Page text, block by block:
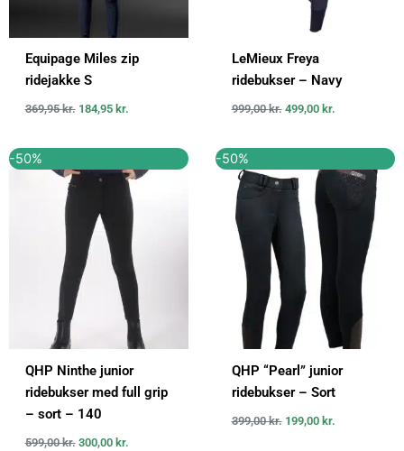
Equipage Miles zip
ridejakke S
369,95kr. 184,95 kr.
LeMieux Freya
ridebukser – Navy
999,00kr. 499,00 kr.
-50%
QHP Ninthe junior
ridebukser med full grip
– sort – 140
599,00kr.
oprindelige
599,00 kr..
300,00 kr.
aktuelle
pris
er:
-50%
QHP “Pearl” junior
ridebukser – Sort
399,00kr.
oprindelige
pris
var:
399,00 kr..
199,00 kr.
aktuelle
pris
199,00 kr..